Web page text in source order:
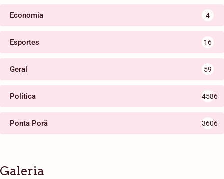
Economia 4
Esportes 16
Geral 59
Política 4586
Ponta Porã 3606
Galeria